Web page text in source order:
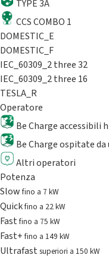
TYPE 3A
CCS COMBO 1
DOMESTIC_E
DOMESTIC_F
IEC_60309_2 three 32
IEC_60309_2 three 16
TESLA_R
Operatore
Be Charge accessibili
Be Charge ospitate
Altri operatori
Potenza
Slowfino a 7 kW
Quickfino a 22 kW
Fastfino a 75 kW
Fast+fino a 149 kW
Ultrafast superiori a 150 kW